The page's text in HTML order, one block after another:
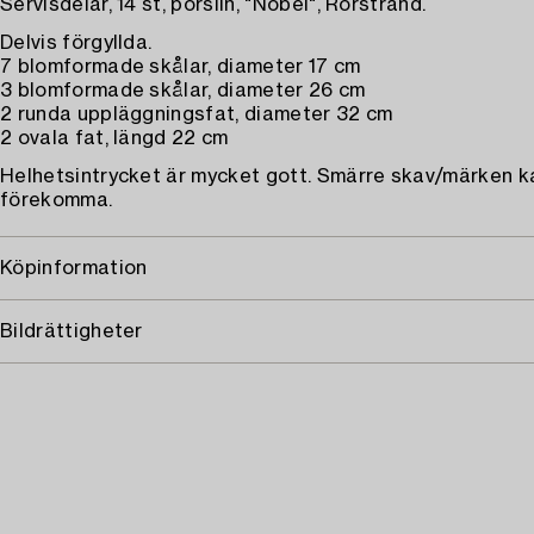
Servisdelar, 14 st, porslin, "Nobel", Rörstrand.
Delvis förgyllda.
7 blomformade skålar, diameter 17 cm
3 blomformade skålar, diameter 26 cm
2 runda uppläggningsfat, diameter 32 cm
2 ovala fat, längd 22 cm
Helhetsintrycket är mycket gott. Smärre skav/märken
förekomma.
Köpinformation
Bildrättigheter